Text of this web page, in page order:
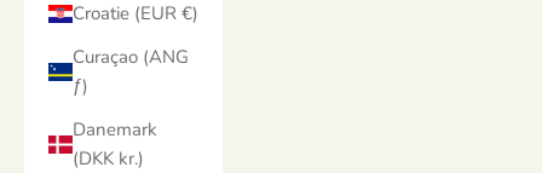
Croatie (EUR €)
Curaçao (ANG
ƒ)
Danemark
(DKK kr.)